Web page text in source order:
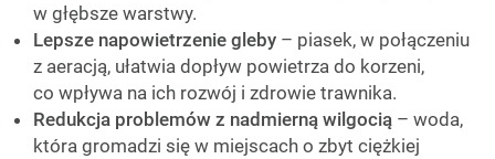
w głębsze warstwy.
Lepsze napowietrzenie gleby – piasek, w połączeniu
z aeracją, ułatwia dopływ powietrza do korzeni,
co wpływa na ich rozwój i zdrowie trawnika.
Redukcja problemów z nadmierną wilgocią – woda,
która gromadzi się w miejscach o zbyt ciężkiej